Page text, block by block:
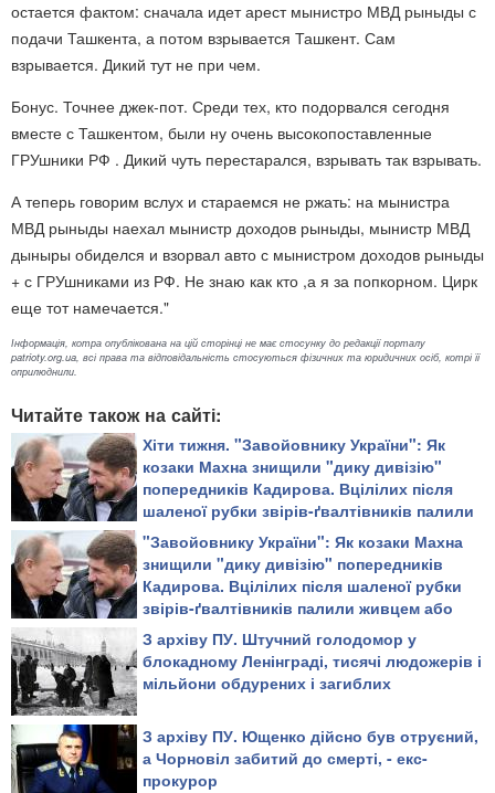
остается фактом: сначала идет арест мынистро МВД рыныды с
подачи Ташкента, а потом взрывается Ташкент. Сам
взрывается. Дикий тут не при чем.
Бонус. Точнее джек-пот. Среди тех, кто подорвался сегодня
вместе с Ташкентом, были ну очень высокопоставленные
ГРУшники РФ . Дикий чуть перестарался, взрывать так взрывать.
А теперь говорим вслух и стараемся не ржать: на мынистра
МВД рыныды наехал мынистр доходов рыныды, мынистр МВД
дыныры обиделся и взорвал авто с мынистром доходов рыныды
+ с ГРУшниками из РФ. Не знаю как кто ,а я за попкорном. Цирк
еще тот намечается."
Інформація, котра опублікована на цій сторінці не має стосунку до редакції порталу
patrioty.org.ua, всі права та відповідальність стосуються фізичних та юридичних осіб, котрі її
оприлюднили.
Читайте також на сайті:
Хіти тижня. "Завойовнику України": Як
козаки Махна знищили "дику дивізію"
попередників Кадирова. Вцілілих після
шаленої рубки звірів-ґвалтівників палили
живцем або повільно рубали на дрібні
шматки
"Завойовнику України": Як козаки Махна
знищили "дику дивізію" попередників
Кадирова. Вцілілих після шаленої рубки
звірів-ґвалтівників палили живцем або
повільно рубали на дрібні шматки
З архіву ПУ. Штучний голодомор у
блокадному Ленінграді, тисячі людожерів і
мільйони обдурених і загиблих
З архіву ПУ. Ющенко дійсно був отруєний,
а Чорновіл забитий до смерті, - екс-
прокурор